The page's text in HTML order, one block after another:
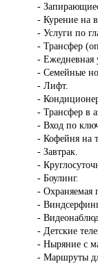
-
- Курение на
- Услуги по
- Трансфер
- Ежедневная
- Семейные
- Лифт.
-
- Трансфер в
- Вход по
- Кофейня на
- Завтрак.
-
- Боулинг.
- Охраняемая
-
-
- Детские
- Ныряние с
- Маршруты